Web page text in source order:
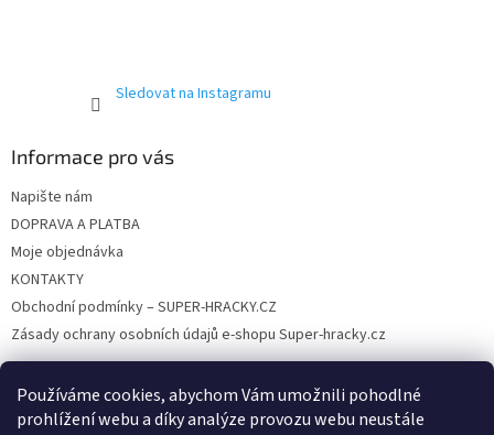
Používáme cookies, abychom Vám umožnili pohodlné
prohlížení webu a díky analýze provozu webu neustále
Sledovat na Instagramu
Informace pro vás
Napište nám
DOPRAVA A PLATBA
Moje objednávka
KONTAKTY
Obchodní podmínky – SUPER-HRACKY.CZ
Zásady ochrany osobních údajů e-shopu Super-hracky.cz
Instagram